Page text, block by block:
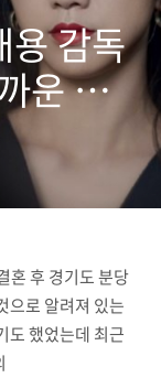
감독
운 소
혼 후 경기도 분당
으로 알려져 있는
도 했었는데 최근